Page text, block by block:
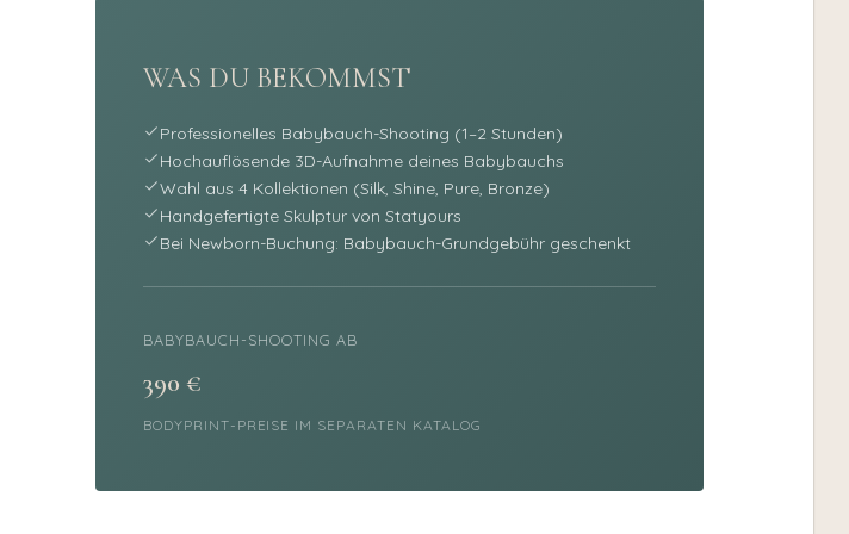
WAS DU BEKOMMST
Professionelles Babybauch-Shooting (1–2 Stunden)
Hochauflösende 3D-Aufnahme deines Babybauchs
Wahl aus 4 Kollektionen (Silk, Shine, Pure, Bronze)
Handgefertigte Skulptur von Statyours
Bei Newborn-Buchung: Babybauch-Grundgebühr geschenkt
BABYBAUCH-SHOOTING AB
390 €
BODYPRINT-PREISE IM SEPARATEN KATALOG